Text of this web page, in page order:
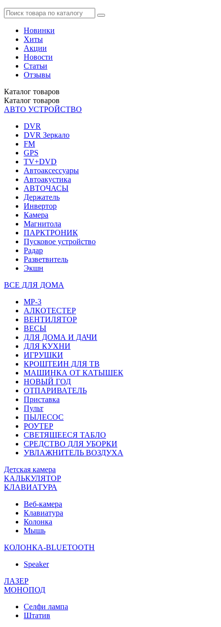
Новинки
Хиты
Акции
Новости
Статьи
Отзывы
Каталог товаров
Каталог товаров
АВТО УСТРОЙСТВО
DVR
DVR Зеркало
FM
GPS
TV+DVD
Автоаксессуары
Автоакустика
АВТОЧАСЫ
Держатель
Инвертор
Камера
Магнитола
ПАРКТРОНИК
Пусковое устройство
Радар
Разветвитель
Экшн
ВСЕ ДЛЯ ДОМА
MP-3
АЛКОТЕСТЕР
ВЕНТИЛЯТОР
ВЕСЫ
ДЛЯ ДОМА И ДАЧИ
ДЛЯ КУХНИ
ИГРУШКИ
КРОШТЕИН ДЛЯ ТВ
МАШИНКА ОТ КАТЫШЕК
НОВЫЙ ГОД
ОТПАРИВАТЕЛЬ
Приставка
Пульт
ПЫЛЕСОС
РОУТЕР
СВЕТЯЩЕЕСЯ ТАБЛО
СРЕДСТВО ДЛЯ УБОРКИ
УВЛАЖНИТЕЛЬ ВОЗДУХА
Детская камера
КАЛЬКУЛЯТОР
КЛАВИАТУРА
Веб-камера
Клавиатура
Колонка
Мышь
КОЛОНКА-BLUETOOTH
Speaker
ЛАЗЕР
МОНОПОД
Селфи лампа
Штатив